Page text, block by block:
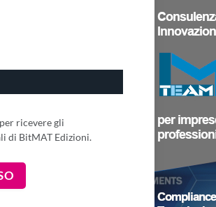
ricevere gli
di BitMAT Edizioni.